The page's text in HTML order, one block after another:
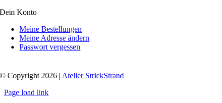
Dein Konto
Meine Bestellungen
Meine Adresse ändern
Passwort vergessen
© Copyright 2026 | Atelier StrickStrand
Page load link